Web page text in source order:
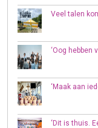
Veel talen
‘Oog hebben
‘Maak aan
‘Dit is thuis.